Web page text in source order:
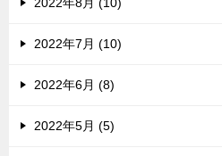
2022年7月 (10)
2022年6月 (8)
2022年5月 (5)